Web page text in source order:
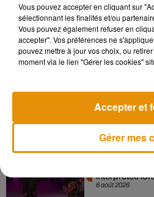
Musique
6 août 2026
« Loups
6 août 2026
interprétée
Vous pouvez accepter en cliquant sur
sélectionnant les finalités et/ou
Vous pouvez également refuser en
accepter". Vos préférences ne
pouvez mettre à jour vos choix, ou
moment via le lien "Gérer les cookies"
Gérer mes
Accepter et